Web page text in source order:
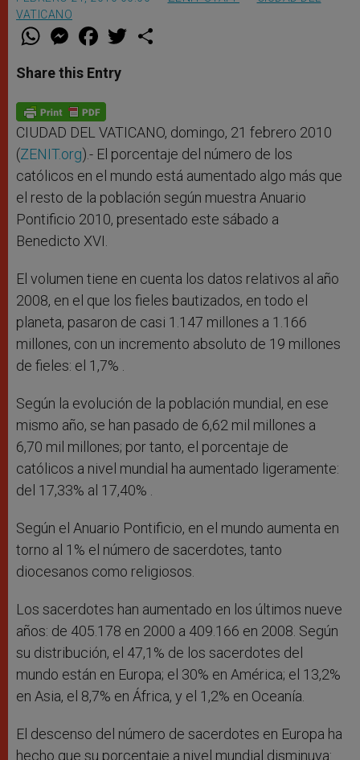
VATICANO
W
t
s
p
p
M
e
s
e
g
e
r
F
a
e
b
o
k
w
Share this Entry
CIUDAD DEL VATICANO, domingo, 21 febrero 2010
(ZENIT.org).- El porcentaje del número de los
católicos en el mundo está aumentado algo más que
el resto de la población según muestra Anuario
Pontificio 2010, presentado este sábado a
Benedicto XVI.
El volumen tiene en cuenta los datos relativos al año
2008, en el que los fieles bautizados, en todo el
planeta, pasaron de casi 1.147 millones a 1.166
millones, con un incremento absoluto de 19 millones
de fieles: el 1,7% .
Según la evolución de la población mundial, en ese
mismo año, se han pasado de 6,62 mil millones a
6,70 mil millones; por tanto, el porcentaje de
católicos a nivel mundial ha aumentado ligeramente:
del 17,33% al 17,40% .
Según el Anuario Pontificio, en el mundo aumenta en
torno al 1% el número de sacerdotes, tanto
diocesanos como religiosos.
Los sacerdotes han aumentado en los últimos nueve
años: de 405.178 en 2000 a 409.166 en 2008. Según
su distribución, el 47,1% de los sacerdotes del
mundo están en Europa; el 30% en América; el 13,2%
en Asia, el 8,7% en África, y el 1,2% en Oceanía.
El descenso del número de sacerdotes en Europa ha
hecho que su porcentaje a nivel mundial disminuya: